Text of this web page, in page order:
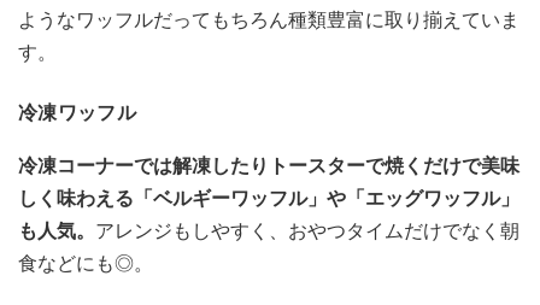
ようなワッフルだってもちろん種類豊富に取り揃えていま
す。
冷凍ワッフル
冷凍コーナーでは解凍したりトースターで焼くだけで美味
しく味わえる「ベルギーワッフル」や「エッグワッフル」
も人気。 アレンジもしやすく、おやつタイムだけでなく朝
食などにも◎。